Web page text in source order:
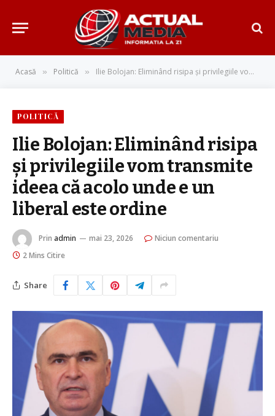
Acasă » Politică » Ilie Bolojan: Eliminând risipa și privilegiile vom transmite ideea că acolo unde e un liberal este ordine
POLITICĂ
Ilie Bolojan: Eliminând risipa
și privilegiile vom transmite
ideea că acolo unde e un
liberal este ordine
Prin admin mai 23, 2026
Niciun comentariu
2 Mins Citire
Share